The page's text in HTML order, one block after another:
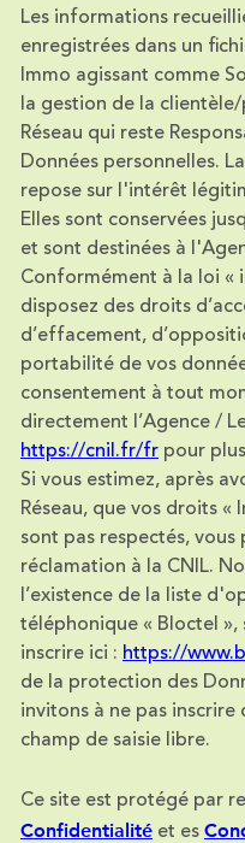
Les informations
enregistrées dans un
Immo agissant comme
la gestion de la
Réseau qui reste
Données personnelles.
repose sur l'intérêt
Elles sont conservées
et sont destinées à
Conformément à la loi «
disposez des droits
d’effacement,
portabilité de vos
consentement à tout
directement l’Agence /
https://cnil.fr/fr pour
Si vous estimez, après
Réseau, que vos droits
sont pas respectés, vous
réclamation à la CNIL.
l’existence de la liste
téléphonique « Bloctel »,
inscrire ici : https://
de la protection des
invitons à ne pas inscrire
champ de saisie libre.
Ce site est protégé par
Confidentialité et es